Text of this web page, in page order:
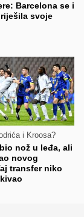
Barcelona se i
svoje
i Kroosa?
nož u leđa, ali
novog
transfer niko